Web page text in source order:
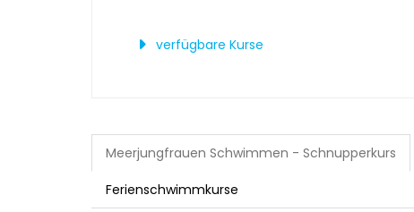
verfügbare Kurse
Meerjungfrauen Schwimmen - Schnupperkurs
Ferienschwimmkurse